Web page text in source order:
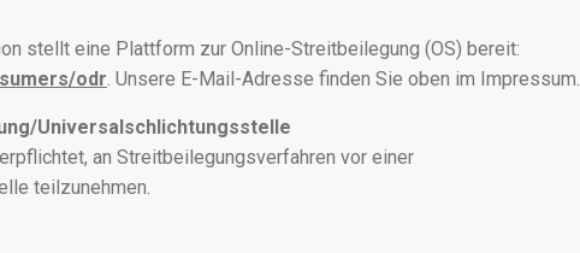
stellt eine Plattform zur Online-Streitbeilegung (OS) bereit:
odr. Unsere E-Mail-Adresse finden Sie oben im Impressum.
Universalschlichtungsstelle
an Streitbeilegungsverfahren vor einer
teilzunehmen.